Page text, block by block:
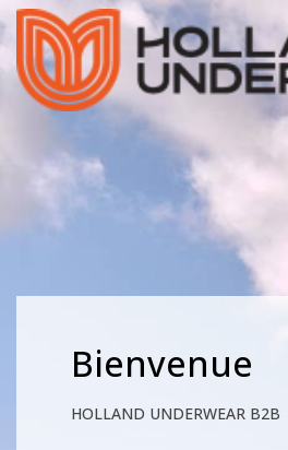
Bienvenue
HOLLAND UNDERWEAR B2B